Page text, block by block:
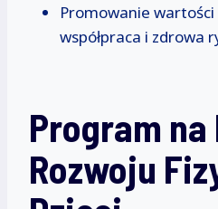
Promowanie
współpraca i zdrowa
Program na
Rozwoju